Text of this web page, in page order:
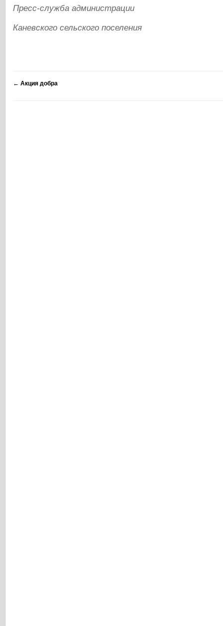
Пресс-служба администрации
Каневского сельского поселения
← Акция добра